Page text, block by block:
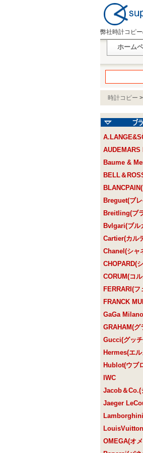
弊社時計コピ
ホーム
時計コピー
AUDEMARS
Baume &
BELL＆
Breguet(ブ
Breitling(ブ
Bvlgari(ブル
Cartier(カル
Chanel(シャ
CHOPARD(
CORUM(コ
FERRARI(フ
FRANCK
GaGa
GRAHAM(グ
Gucci(グッ
Hermes(エ
Hublot(ウブ
IWC
Jacob＆Co.(
Jaeger
Lamborghini
OMEGA(オ